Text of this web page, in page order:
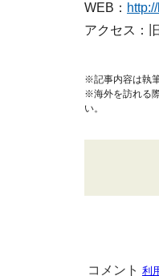
WEB：
アクセス：
※記事内容は執
※海外を訪れる
い。